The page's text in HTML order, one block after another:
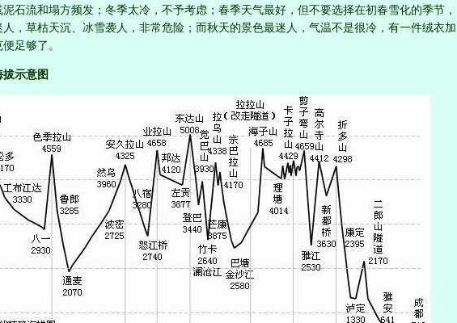
石流和塌方频发；冬季太冷，不予考虑；春季天气最好，但不要选择在初春雪化的季节，
人，草枯天沉、冰雪袭人，非常危险；而秋天的景色最迷人，气温不是很冷，有一件绒衣加
足够了。
拔示意图